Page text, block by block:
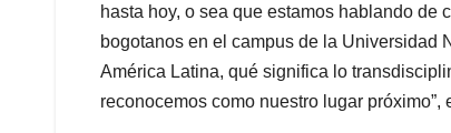
hasta hoy, o sea que estamos hablando
bogotanos en el campus de la Universidad
América Latina, qué significa lo
reconocemos como nuestro lugar próximo”,